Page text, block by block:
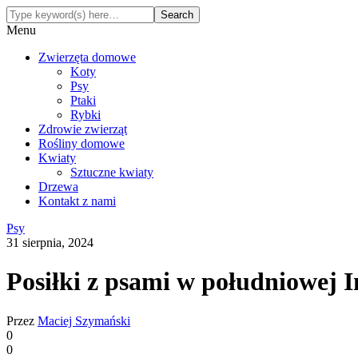
Menu
Zwierzęta domowe
Koty
Psy
Ptaki
Rybki
Zdrowie zwierząt
Rośliny domowe
Kwiaty
Sztuczne kwiaty
Drzewa
Kontakt z nami
Psy
31 sierpnia, 2024
Posiłki z psami w południowej
Przez Maciej Szymański
0
0